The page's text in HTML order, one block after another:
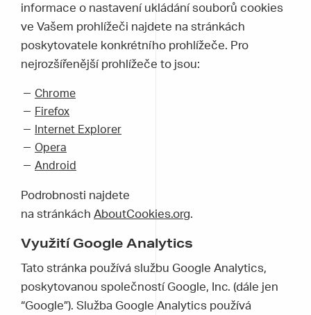
informace o nastavení ukládání souborů cookies
ve Vašem prohlížeči najdete na stránkách
poskytovatele konkrétního prohlížeče. Pro
nejrozšířenější prohlížeče to jsou:
Chrome
Firefox
Internet Explorer
Opera
Android
Podrobnosti najdete
na stránkách AboutCookies.org.
Využití Google Analytics
Tato stránka používá službu Google Analytics,
poskytovanou společností Google, Inc. (dále jen
“Google”). Služba Google Analytics používá